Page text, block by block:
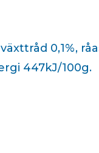
0,1%,
447kJ/100g.